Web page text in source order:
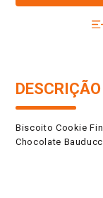
Biscoito Cookie
Chocolate